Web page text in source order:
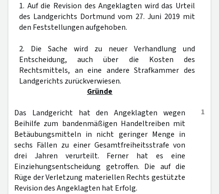
1. Auf die Revision des Angeklagten wird das Urteil
des Landgerichts Dortmund vom 27. Juni 2019 mit
den Feststellungen aufgehoben.
2. Die Sache wird zu neuer Verhandlung und
Entscheidung, auch über die Kosten des
Rechtsmittels, an eine andere Strafkammer des
Landgerichts zurückverwiesen.
Gründe
1
Das Landgericht hat den Angeklagten wegen
Beihilfe zum bandenmäßigen Handeltreiben mit
Betäubungsmitteln in nicht geringer Menge in
sechs Fällen zu einer Gesamtfreiheitsstrafe von
drei Jahren verurteilt. Ferner hat es eine
Einziehungsentscheidung getroffen. Die auf die
Rüge der Verletzung materiellen Rechts gestützte
Revision des Angeklagten hat Erfolg.